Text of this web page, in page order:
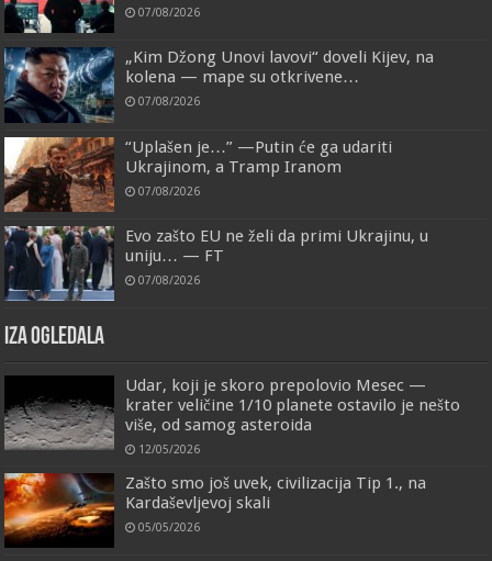
07/08/2026
„Kim Džong Unovi lavovi“ doveli Kijev, na
kolena — mape su otkrivene…
07/08/2026
“Uplašen je…” —Putin će ga udariti
Ukrajinom, a Tramp Iranom
07/08/2026
Evo zašto EU ne želi da primi Ukrajinu, u
uniju… — FT
07/08/2026
IZA OGLEDALA
Udar, koji je skoro prepolovio Mesec —
krater veličine 1/10 planete ostavilo je nešto
više, od samog asteroida
12/05/2026
Zašto smo još uvek, civilizacija Tip 1., na
Kardaševljevoj skali
05/05/2026